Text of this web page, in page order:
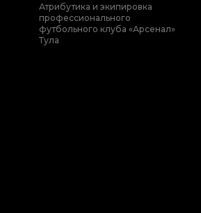
Атрибутика и экипировка
профессионального
футбольного клуба «Арсенал»
Тула